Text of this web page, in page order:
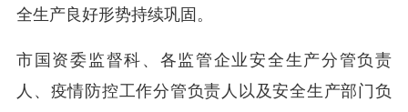
全生产良好形势持续巩固。
市国资委监督科、各监管企业安全生产分管负责
人、疫情防控工作分管负责人以及安全生产部门负